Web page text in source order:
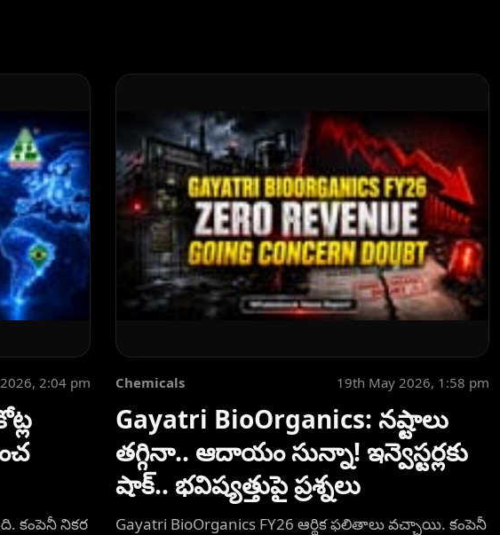
2:04 pm
కంపెనీ నికర
Chemicals 19th May 2026, 1:58 pm
Gayatri BioOrganics: నష్టాలు
తగ్గినా.. ఆదాయం సున్నా! ఇన్వెస్టర్లకు
షాక్.. భవిష్యత్తుపై ప్రశ్నలు
Gayatri BioOrganics FY26 ఆర్థిక ఫలితాలు వచ్చాయి. కంపెనీ